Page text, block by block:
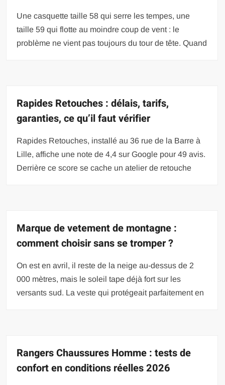
Une casquette taille 58 qui serre les tempes, une
taille 59 qui flotte au moindre coup de vent : le
problème ne vient pas toujours du tour de tête. Quand
Rapides Retouches : délais, tarifs,
garanties, ce qu’il faut vérifier
Rapides Retouches, installé au 36 rue de la Barre à
Lille, affiche une note de 4,4 sur Google pour 49 avis.
Derrière ce score se cache un atelier de retouche
Marque de vetement de montagne :
comment choisir sans se tromper ?
On est en avril, il reste de la neige au-dessus de 2
000 mètres, mais le soleil tape déjà fort sur les
versants sud. La veste qui protégeait parfaitement en
Rangers Chaussures Homme : tests de
confort en conditions réelles 2026